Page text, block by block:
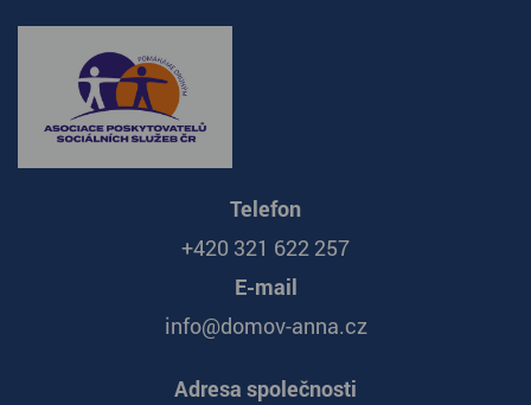
Telefon
+420 321 622 257
E-mail
info@domov-anna.cz
Adresa společnosti